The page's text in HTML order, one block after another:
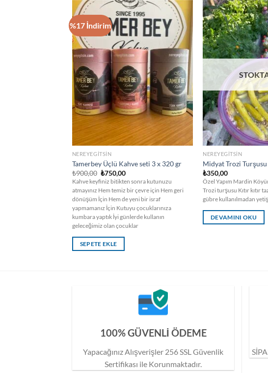
%17 İndirim
NEREYEGITSIN
Tamerbey Üçlü Kahve seti 3 x 320 gr
₺900,00 Orijinal
fiyat:
₺900,00.
₺750,00Şu
andaki
fiyat:
₺750,00.
Kahve keyfiniz bitikten sonra kutunuzu
atmayınız Hem temiz bir çevre için Hem geri
dönüşüm İçin Hem de yeni bir israf
yapmamanız İçin Kutuyu çocuklarınıza
kumbara yaptık İyi günlerde kullanın
geleceğimiz olan çocuklar
SEPETE EKLE
NEREYEGITSIN
Midyat Trozi Turşusu
₺350,00
Özel Yapım Mardin
Trozi turşusu Kıtır kıtır
gübre kullanılmadan
DEVAMINI OKU
100% GÜVENLİ ÖDEME
Yapacağınız Alışverişler 256 SSL Güvenlik
Sertifikası ile Korunmaktadır.